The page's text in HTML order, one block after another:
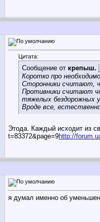
Цитата:
Сообщение от крепыш.
Коротко про
Сторонники считают,
Противники считают
тяжелых бездорожных
Вроде все,
Этода. Каждый исходит из
t=83372&page=9http://
я думал именно об